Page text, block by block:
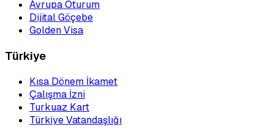
Avrupa Oturum
Dijital Göçebe
Golden Visa
Türkiye
Kısa Dönem İkamet
Çalışma İzni
Turkuaz Kart
Türkiye Vatandaşlığı